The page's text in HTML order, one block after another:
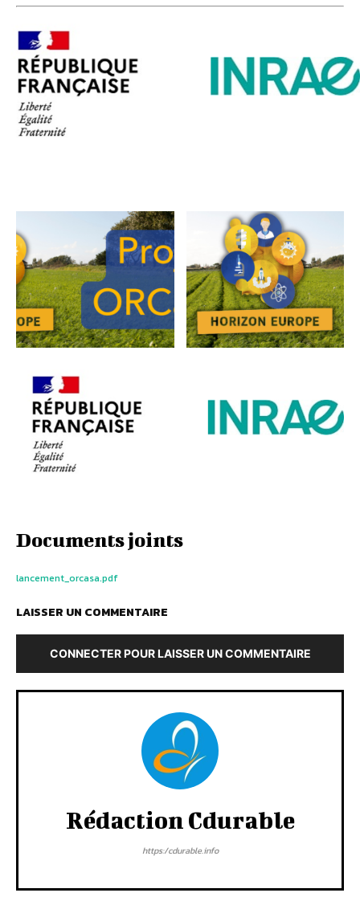
Documents joints
lancement_orcasa.pdf
LAISSER UN COMMENTAIRE
CONNECTER POUR LAISSER UN COMMENTAIRE
Rédaction Cdurable
https:/cdurable.info